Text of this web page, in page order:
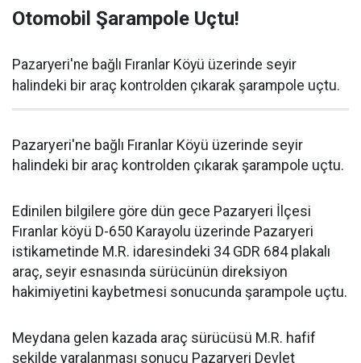
Otomobil Şarampole Uçtu!
Pazaryeri'ne bağlı Fıranlar Köyü üzerinde seyir
halindeki bir araç kontrolden çıkarak şarampole uçtu.
Pazaryeri'ne bağlı Fıranlar Köyü üzerinde seyir
halindeki bir araç kontrolden çıkarak şarampole uçtu.
Edinilen bilgilere göre dün gece Pazaryeri İlçesi
Fıranlar köyü D-650 Karayolu üzerinde Pazaryeri
istikametinde M.R. idaresindeki 34 GDR 684 plakalı
araç, seyir esnasında sürücünün direksiyon
hakimiyetini kaybetmesi sonucunda şarampole uçtu.
Meydana gelen kazada araç sürücüsü M.R. hafif
şekilde yaralanması sonucu Pazaryeri Devlet